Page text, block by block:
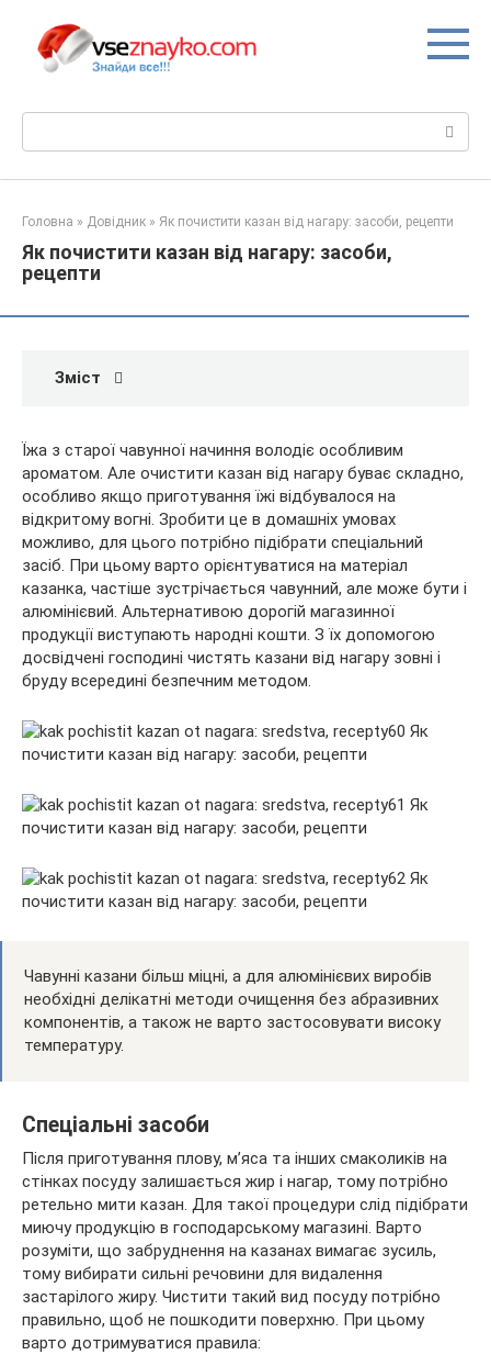
вмісту
Головна » Довідник » Як почистити казан від нагару: засоби, рецепти
Як почистити казан від нагару: засоби,
рецепти
Зміст
Їжа з старої чавунної начиння володіє особливим
ароматом. Але очистити казан від нагару буває складно,
особливо якщо приготування їжі відбувалося на
відкритому вогні. Зробити це в домашніх умовах
можливо, для цього потрібно підібрати спеціальний
засіб. При цьому варто орієнтуватися на матеріал
казанка, частіше зустрічається чавунний, але може бути і
алюмінієвий. Альтернативою дорогій магазинної
продукції виступають народні кошти. З їх допомогою
досвідчені господині чистять казани від нагару зовні і
бруду всередині безпечним методом.
Чавунні казани більш міцні, а для алюмінієвих виробів
необхідні делікатні методи очищення без абразивних
компонентів, а також не варто застосовувати високу
температуру.
Спеціальні засоби
Після приготування плову, м’яса та інших смаколиків на
стінках посуду залишається жир і нагар, тому потрібно
ретельно мити казан. Для такої процедури слід підібрати
миючу продукцію в господарському магазині. Варто
розуміти, що забруднення на казанах вимагає зусиль,
тому вибирати сильні речовини для видалення
застарілого жиру. Чистити такий вид посуду потрібно
правильно, щоб не пошкодити поверхню. При цьому
варто дотримуватися правила: